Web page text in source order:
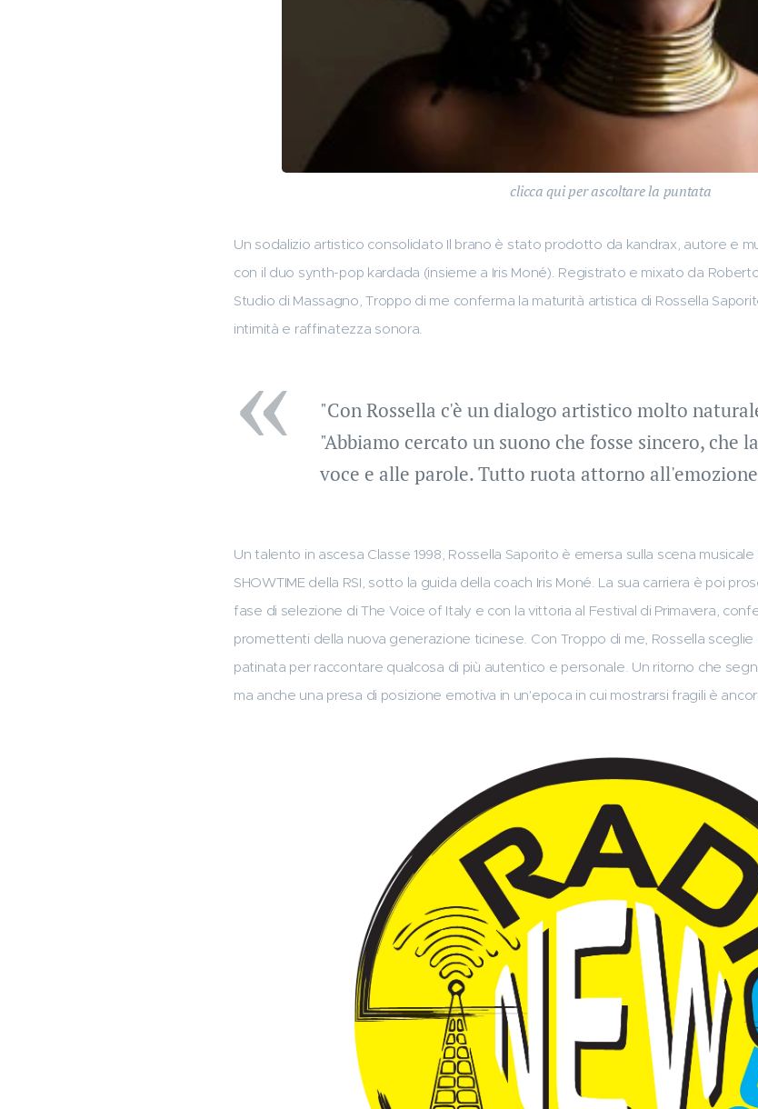
clicca qui per ascoltare la puntata
Un sodalizio artistico consolidato Il brano è stato prodotto da kandrax, autore e
con il duo synth-pop kardada (insieme a Iris Moné). Registrato e mixato da
Studio di Massagno, Troppo di me conferma la maturità artistica di Rossella
intimità e raffinatezza sonora.
"Con Rossella c'è un dialogo artistico molto
"Abbiamo cercato un suono che fosse sincero, che
voce e alle parole. Tutto ruota attorno
Un talento in ascesa Classe 1998, Rossella Saporito è emersa sulla scena
SHOWTIME della RSI, sotto la guida della coach Iris Moné. La sua carriera è poi
fase di selezione di The Voice of Italy e con la vittoria al Festival di Primavera,
promettenti della nuova generazione ticinese. Con Troppo di me, Rossella
patinata per raccontare qualcosa di più autentico e personale. Un ritorno che
ma anche una presa di posizione emotiva in un'epoca in cui mostrarsi fragili è